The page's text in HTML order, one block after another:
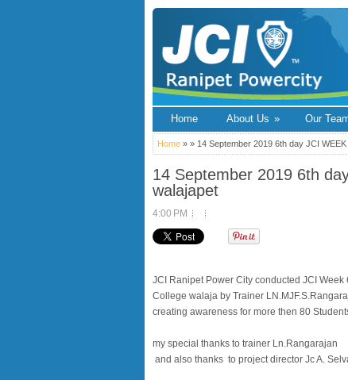
Home About Us » Our
Home » » 14 September 2019 6th day JCI
14 September 2019 6th
walajapet
4:00 PM
JCI Ranipet Power City conducted JCI Week
College walaja by Trainer
creating awareness for more then 80
my special thanks to trainer Ln.Rangarajan
and also thanks to project director Jc A.